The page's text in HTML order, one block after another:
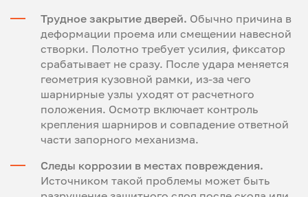
Трудное закрытие дверей. Обычно причина в
деформации проема или смещении навесной
створки. Полотно требует усилия, фиксатор
срабатывает не сразу. После удара меняется
геометрия кузовной рамки, из-за чего
шарнирные узлы уходят от расчетного
положения. Осмотр включает контроль
крепления шарниров и совпадение ответной
части запорного механизма.
Следы коррозии в местах повреждения.
Источником такой проблемы может быть